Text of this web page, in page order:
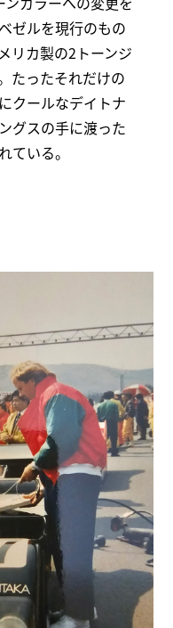
ゼルを現行のもの
リカ製の2トーンジ
たったそれだけの
クールなデイトナ
グスの手に渡った
ている。